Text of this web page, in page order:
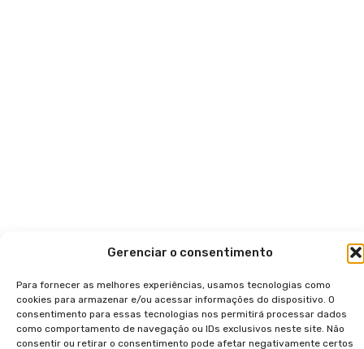
Gerenciar o consentimento
Para fornecer as melhores experiências, usamos tecnologias como
cookies para armazenar e/ou acessar informações do dispositivo. O
consentimento para essas tecnologias nos permitirá processar dados
como comportamento de navegação ou IDs exclusivos neste site. Não
consentir ou retirar o consentimento pode afetar negativamente certos